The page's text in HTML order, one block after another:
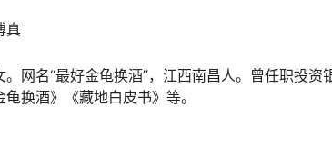
真
。网名“最好金龟换酒”，江西南昌人。曾任职投
换酒》《藏地白皮书》等。